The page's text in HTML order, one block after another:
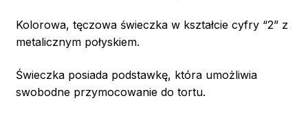
Kolorowa, tęczowa świeczka w kształcie cyfry “2” z
metalicznym połyskiem.
Świeczka posiada podstawkę, która umożliwia
swobodne przymocowanie do tortu.